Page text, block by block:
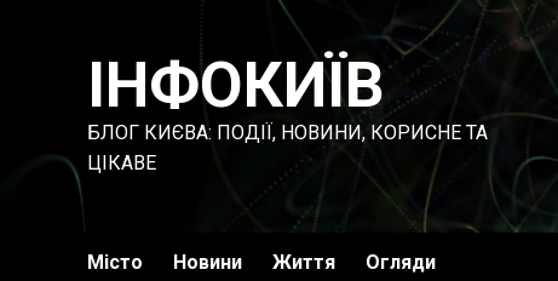
ІНФОКИЇВ
БЛОГ КИЄВА: ПОДІЇ, НОВИНИ, КОРИСНЕ ТА
ЦІКАВЕ
Місто Новини Життя Огляди